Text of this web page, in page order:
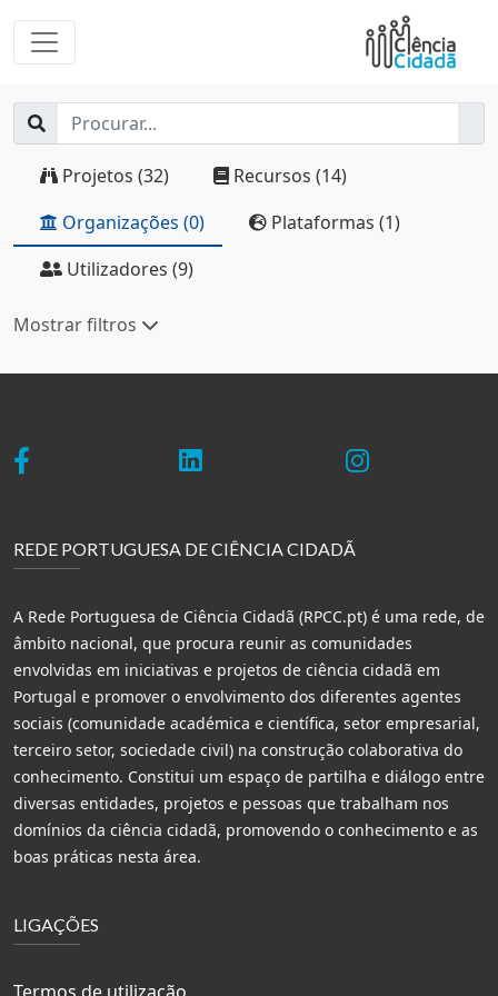
Projetos (32)
Recursos (14)
Organizações (0)
Plataformas (1)
Utilizadores (9)
Mostrar filtros
REDE PORTUGUESA DE CIÊNCIA CIDADÃ
A Rede Portuguesa de Ciência Cidadã (RPCC.pt) é uma rede, de
âmbito nacional, que procura reunir as comunidades
envolvidas em iniciativas e projetos de ciência cidadã em
Portugal e promover o envolvimento dos diferentes agentes
sociais (comunidade académica e científica, setor empresarial,
terceiro setor, sociedade civil) na construção colaborativa do
conhecimento. Constitui um espaço de partilha e diálogo entre
diversas entidades, projetos e pessoas que trabalham nos
domínios da ciência cidadã, promovendo o conhecimento e as
boas práticas nesta área.
LIGAÇÕES